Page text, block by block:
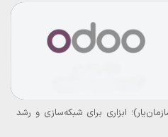
ابزاری برای شبکه‌سازی و رشد